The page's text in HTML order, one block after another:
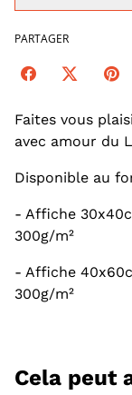
PARTAGER
Faites vous
avec amour du
Disponible au
- Affiche
300g/m²
- Affiche
300g/m²
Cela peut